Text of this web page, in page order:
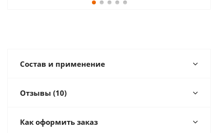
Состав и применение
Отзывы (10)
Как оформить заказ